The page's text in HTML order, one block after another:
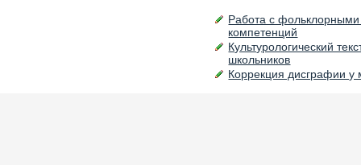
Работа с фольклорными
компетенций
Культурологический
школьников
Коррекция дисграфии у